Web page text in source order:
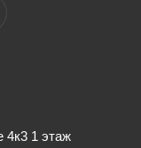
4к3 1 этаж